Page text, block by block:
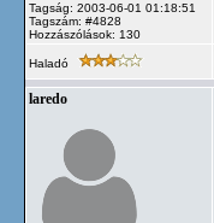
Tagság: 2003-06-01 01:18:51
Tagszám: #4828
Hozzászólások: 130
Haladó
laredo